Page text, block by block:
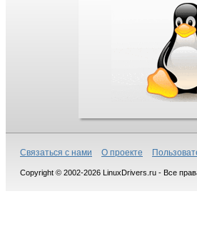
Связаться с нами О проекте
Copyright © 2002-2026 LinuxDrivers.ru - Все